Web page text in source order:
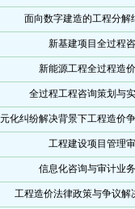
面向数字建造的工程分解
新基建项目全过程
新能源工程全过程造
全过程工程咨询策划与
化纠纷解决背景下工程造价
工程建设项目管理
信息化咨询与审计业
工程造价法律政策与争议解